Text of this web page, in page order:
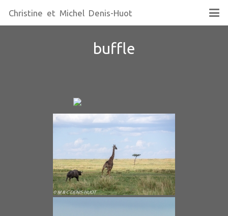
Christine et Michel Denis-Huot
buffle